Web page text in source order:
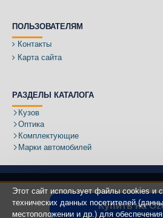
Купить на
ПОЛЬЗОВАТЕЛЯМ
Контакты
Карта сайта
РАЗДЕЛЫ КАТАЛОГА
Кузов
Оптика
Комплектующие
Марки автомобилей
Адрес:
Этот сайт использует файлы cookies и
технических данных посетителей
местоположении и др.) для